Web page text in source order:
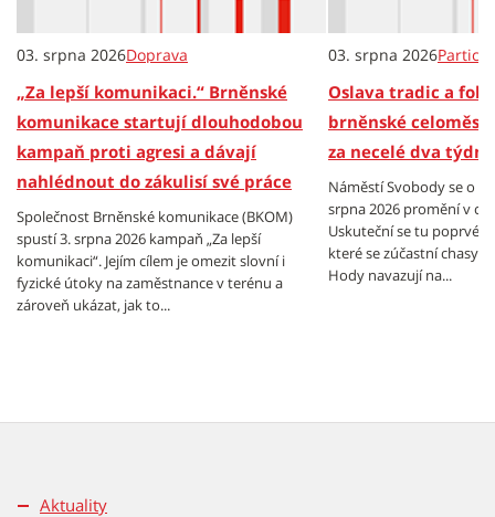
03. srpna 2026Doprava
„Za lepší komunikaci.“ Brněnské
komunikace startují dlouhodobou
kampaň proti agresi a dávají
nahlédnout do zákulisí své práce
Společnost Brněnské komunikace (BKOM)
spustí 3. srpna 2026 kampaň „Za lepší
komunikaci“. Jejím cílem je omezit slovní i
fyzické útoky na zaměstnance v terénu a
zároveň ukázat, jak to...
03. srpna 2026
Oslava tradic a
brněnské
za necelé dva týdny
Náměstí Svobody se o
srpna 2026 promění v
Uskuteční se tu poprvé
které se zúčastní chasy
Hody navazují na...
Aktuality